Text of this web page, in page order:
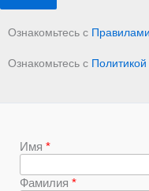
Ознакомьтесь с
Ознакомьтесь с
Имя
Фамилия